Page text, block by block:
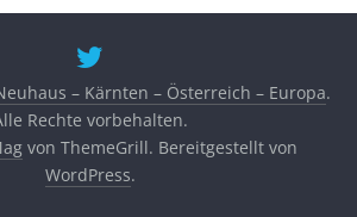
– Kärnten – Österreich – Europa.
Rechte vorbehalten.
von ThemeGrill. Bereitgestellt von
WordPress.